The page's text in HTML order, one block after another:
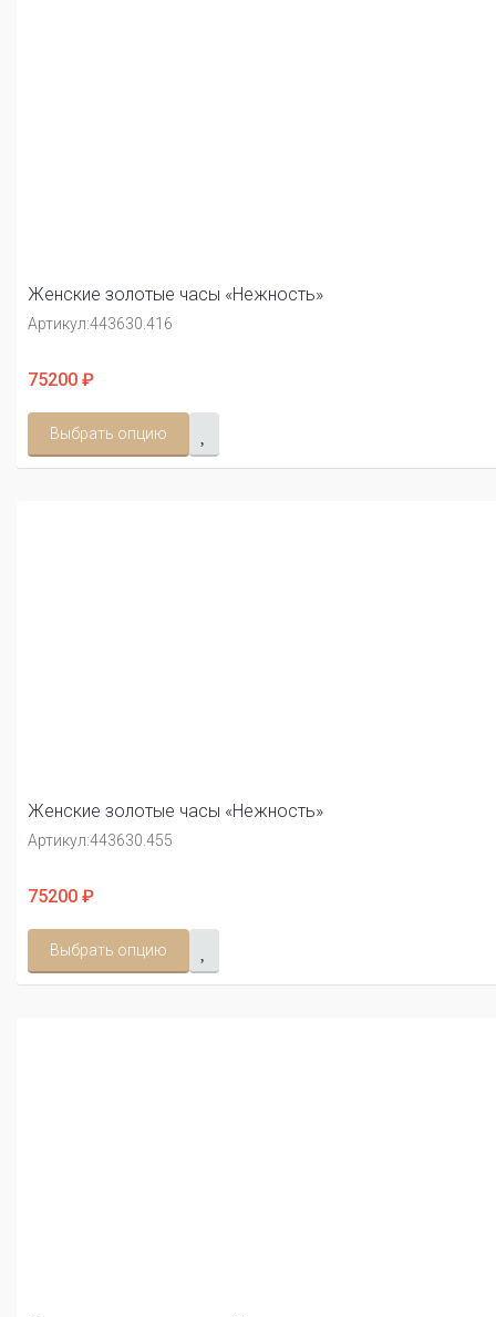
Женские золотые часы «Нежность»
Артикул:443630.416
75200 ₽
Выбрать опцию
Женские золотые часы «Нежность»
Артикул:443630.455
75200 ₽
Выбрать опцию